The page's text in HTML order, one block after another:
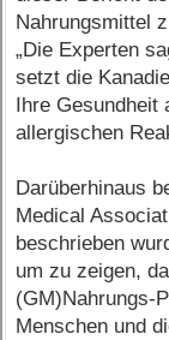
Nahrungsmittel
„Die Experten
setzt die
Ihre
allergischen
Darüberhinaus
Medical
beschrieben
um zu zeigen,
(GM)Nahrungs-
Menschen und